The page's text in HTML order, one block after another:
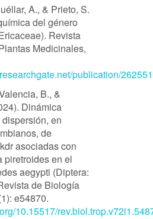
A., & Prieto, S.
del género
Revista
Medicinales,
publication/
B., &
Dinámica
en
de
asociadas con
piretroides en el
aegypti (Diptera:
de Biología
e54870.
10.15517/